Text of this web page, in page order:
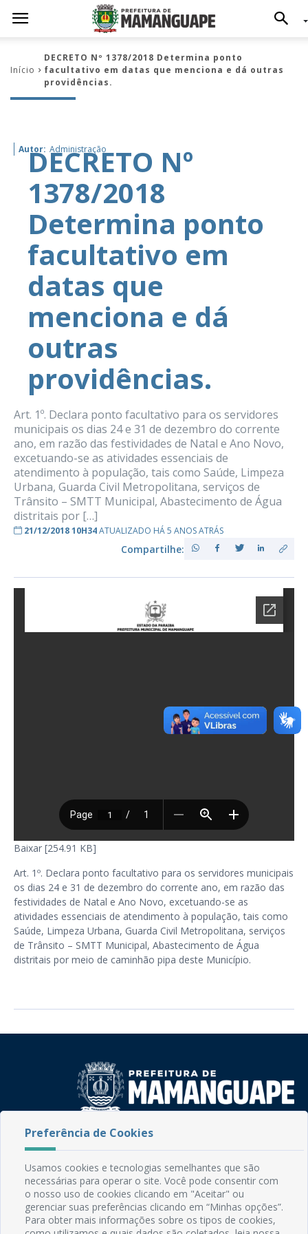
Início
DECRETO Nº 1378/2018 Determina ponto
facultativo em datas que menciona e dá outras
providências.
Autor: Administração
DECRETO Nº
1378/2018
Determina ponto
facultativo em
datas que
menciona e dá
outras
providências.
Art. 1º. Declara ponto facultativo para os servidores
municipais os dias 24 e 31 de dezembro do corrente
ano, em razão das festividades de Natal e Ano Novo,
excetuando-se as atividades essenciais de
atendimento à população, tais como Saúde, Limpeza
Urbana, Guarda Civil Metropolitana, serviços de
Trânsito – SMTT Municipal, Abastecimento de Água
distritais por […]
21/12/2018 10H34ATUALIZADO HÁ 5 ANOS ATRÁS
Compartilhe:
Baixar [254.91 KB]
Art. 1º. Declara ponto facultativo para os servidores municipais
os dias 24 e 31 de dezembro do corrente ano, em razão das
festividades de Natal e Ano Novo, excetuando-se as
atividades essenciais de atendimento à população, tais como
Saúde, Limpeza Urbana, Guarda Civil Metropolitana, serviços
de Trânsito – SMTT Municipal, Abastecimento de Água
distritais por meio de caminhão pipa deste Município.
Rua do Imperador, 78, Centro
CEP: 58.280-000 - Mamanguape/PB
Fone: (83) 3292-2246
Email: comunicacao@mamanguape.pb.gov.br
Expediente: Segunda à Sexta, das 08h às 13h
Mapa do Site
Preferência de Cookies
Usamos cookies e tecnologias semelhantes que são
necessárias para operar o site. Você pode consentir com
o nosso uso de cookies clicando em "Aceitar" ou
gerenciar suas preferências clicando em “Minhas opções”.
Para obter mais informações sobre os tipos de cookies,